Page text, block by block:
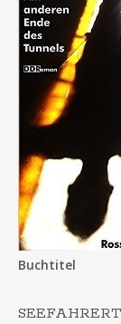
Buchtitel